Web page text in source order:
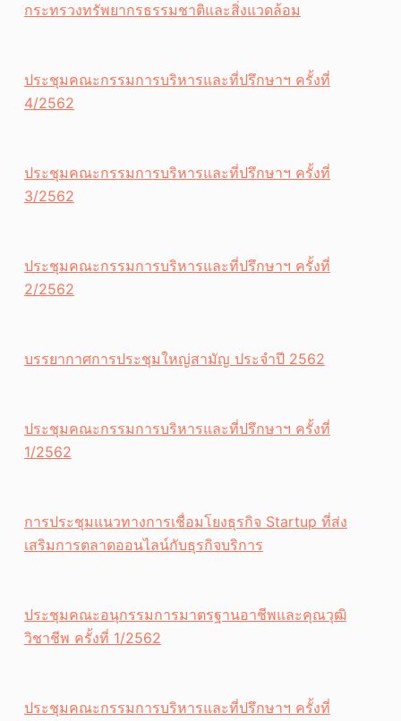
กระทรวงทรัพยากรธรรมชาติและสิ่งแวดล้อม
ประชุมคณะกรรมการบริหารและที่ปรึกษาฯ ครั้งที่
4/2562
ประชุมคณะกรรมการบริหารและที่ปรึกษาฯ ครั้งที่
3/2562
ประชุมคณะกรรมการบริหารและที่ปรึกษาฯ ครั้งที่
2/2562
บรรยากาศการประชุมใหญ่สามัญ ประจำปี 2562
ประชุมคณะกรรมการบริหารและที่ปรึกษาฯ ครั้งที่
1/2562
การประชุมแนวทางการเชื่อมโยงธุรกิจ Startup ที่ส่ง
เสริมการตลาดออนไลน์กับธุรกิจบริการ
ประชุมคณะอนุกรรมการมาตรฐานอาชีพและคุณวุฒิ
วิชาชีพ ครั้งที่ 1/2562
ประชุมคณะกรรมการบริหารและที่ปรึกษาฯ ครั้งที่